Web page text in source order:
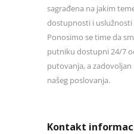
sagrađena na jakim
dostupnosti i
Ponosimo se time da
putniku dostupni 24/7
putovanja, a
našeg poslovanja.
Kontakt